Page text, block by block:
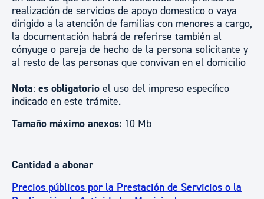
realización de servicios de apoyo domestico o vaya
dirigido a la atención de familias con menores a cargo,
la documentación habrá de referirse también al
cónyuge o pareja de hecho de la persona solicitante y
al resto de las personas que convivan en el domicilio
Nota: es obligatorio el uso del impreso específico
indicado en este trámite.
Tamaño máximo anexos: 10 Mb
Cantidad a abonar
Precios públicos por la Prestación de Servicios o la